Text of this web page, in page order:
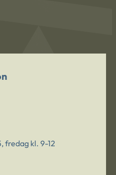
fredag kl. 9-12